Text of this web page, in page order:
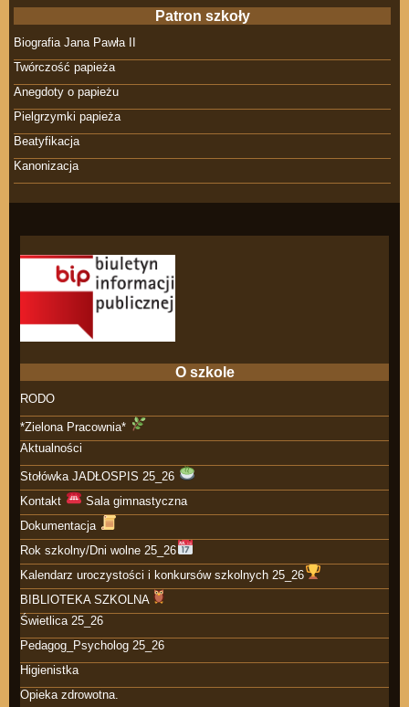
Patron szkoły
Biografia Jana Pawła II
Twórczość papieża
Anegdoty o papieżu
Pielgrzymki papieża
Beatyfikacja
Kanonizacja
O szkole
RODO
*Zielona Pracownia*
Aktualności
Stołówka JADŁOSPIS 25_26
Kontakt
Sala gimnastyczna
Dokumentacja
Rok szkolny/Dni wolne 25_26
Kalendarz uroczystości i konkursów szkolnych 25_26
BIBLIOTEKA SZKOLNA
Świetlica 25_26
Pedagog_Psycholog 25_26
Higienistka
Opieka zdrowotna.